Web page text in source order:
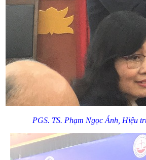
PGS. TS. Phạm Ngọc Ánh, Hiệu